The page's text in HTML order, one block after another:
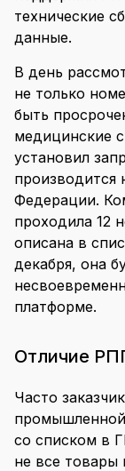
технические
данные.
В день
не только
быть
медицинские
установил
производится
Федерации.
проходила 12
описана в
декабря, она
платформе.
Отличие
Часто
со списком в
не все товары